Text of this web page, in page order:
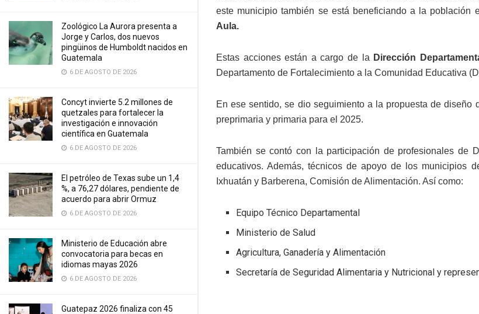
Zoológico La Aurora presenta a
Jorge y Carlos, dos nuevos
pingüinos de Humboldt nacidos en
Guatemala
6 DE AGOSTO DE 2026
Concyt invierte 5.2 millones de
quetzales para fortalecer la
investigación e innovación
científica en Guatemala
6 DE AGOSTO DE 2026
El petróleo de Texas sube un 1,4
%, a 76,27 dólares, pendiente de
acuerdo para abrir Ormuz
6 DE AGOSTO DE 2026
Ministerio de Educación abre
convocatoria para becas en
idiomas mayas 2026
6 DE AGOSTO DE 2026
Guatepaz 2026 finaliza con 45
este municipio también se está beneficiando a la población
Aula.
Estas acciones están a cargo de la Dirección
Departamento de Fortalecimiento a la Comunidad Educativa
En ese sentido, se dio seguimiento a la propuesta de
preprimaria y primaria para el 2025.
También se contó con la participación de profesionales de
educativos. Además, técnicos de apoyo de los municipios
Ixhuatán y Barberena, Comisión de Alimentación. Así como:
Equipo Técnico Departamental
Ministerio de Salud
Agricultura, Ganadería y Alimentación
Secretaría de Seguridad Alimentaria y Nutricional y